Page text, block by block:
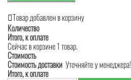
Товар добавлен в корзину
Количество
Итого, к оплате
Сейчас в корзине 1 товар.
Стоимость
Стоимость доставки Уточняйте у менеджера!
Итого, к оплате